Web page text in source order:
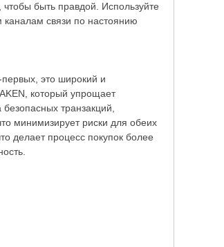
быть правдой. Используйте
связи по настоянию
это широкий и
который упрощает
транзакций,
минимизирует риски для обеих
делает процесс покупок более